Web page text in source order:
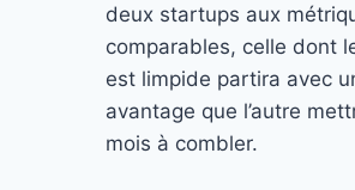
deux startups aux
comparables, celle dont
est limpide partira avec
avantage que l’autre
mois à combler.